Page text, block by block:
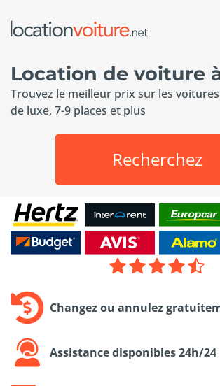
Location de voiture
Trouvez le meilleur prix sur les
de luxe, 7-9 places et plus
Recherchez
Changez ou annulez
Assistance disponibles 24h/24